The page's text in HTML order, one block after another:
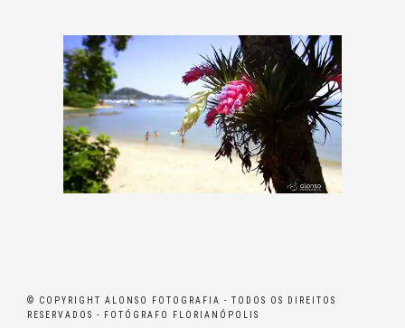
© COPYRIGHT ALONSO FOTOGRAFIA - TODOS OS DIREITOS
RESERVADOS - FOTÓGRAFO FLORIANÓPOLIS